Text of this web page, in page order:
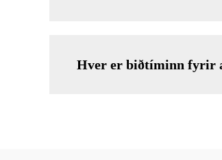
Hver er biðtíminn fyrir